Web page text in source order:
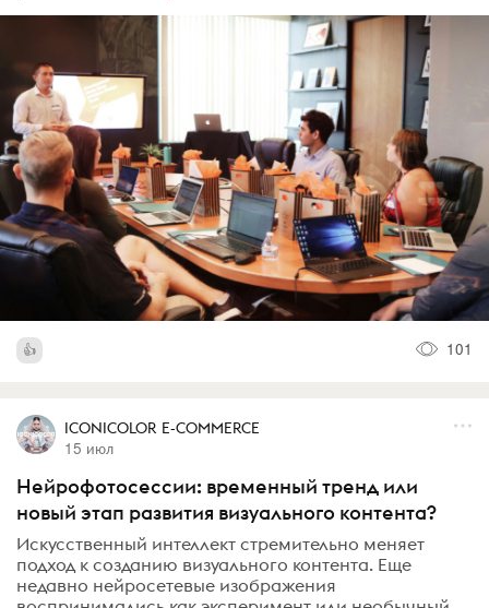
101
ICONICOLOR E-COMMERCE
15 июл
Нейрофотосессии: временный тренд или
новый этап развития визуального контента?
Искусственный интеллект стремительно меняет
подход к созданию визуального контента. Еще
недавно нейросетевые изображения